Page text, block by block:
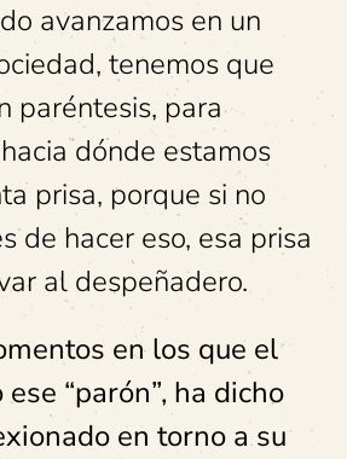
avanzamos en un
tenemos que
paréntesis, para
dónde estamos
prisa, porque si no
de hacer eso, esa prisa
al despeñadero.
en los que el
“parón”, ha dicho
en torno a su